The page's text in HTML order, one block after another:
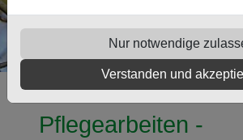
Pflegearbeiten -
Nur notwendige
Verstanden und